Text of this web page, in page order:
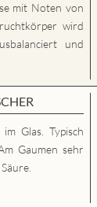
mit Noten von
wird
und
Glas. Typisch
Gaumen sehr